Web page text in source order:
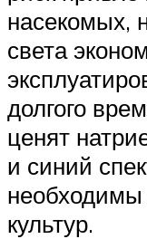
насекомых,
света
долгого
ценят
и синий
необходимы
культур.